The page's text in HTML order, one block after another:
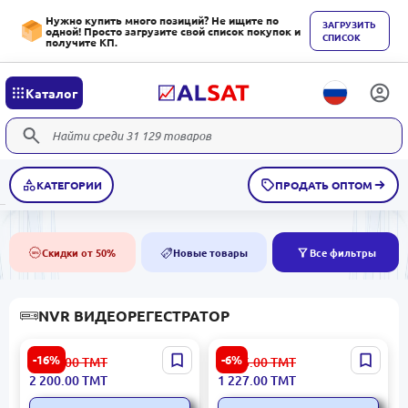
Нужно купить много позиций? Не ищите по
одной! Просто загрузите свой список покупок и
получите КП.
ЗАГРУЗИТЬ
СПИСОК
Каталог
КАТЕГОРИИ ПРОДАТЬ ОПТОМ
50% Скидки от 50% NEW Новые товары Все фильтры
NVR ВИДЕОРЕГЕСТРАТОР
-16%
Hikvision DS-E08NI-Q1 |
NVR-регистратор 8
каналов 1ТБ SSD
2 638.00ТМТ
2 200.00ТМТ
-6%
Uniview NVR301-04X |
Видеорегистратор для IP-
камер 4 канала 1 HDD
1 306.00ТМТ
1 227.00ТМТ